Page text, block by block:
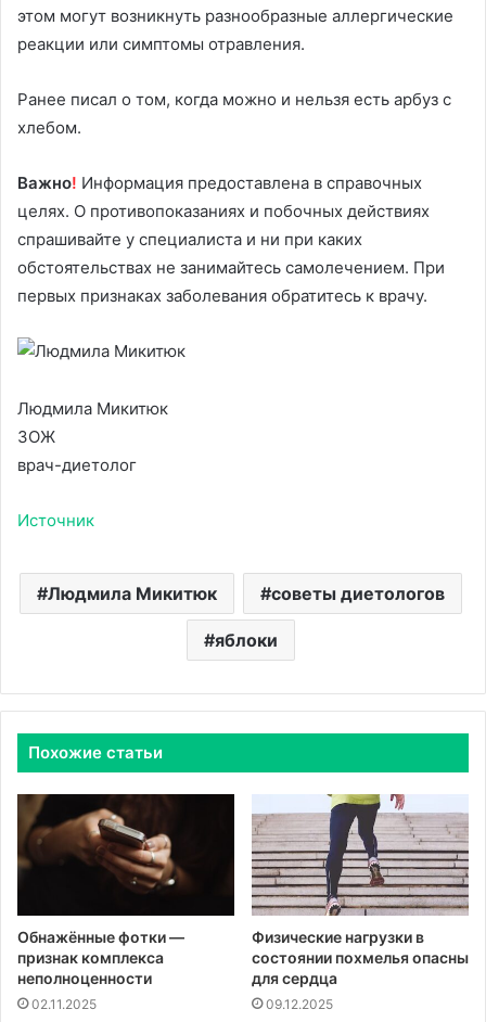
этом могут возникнуть разнообразные аллергические
реакции или симптомы отравления.
Ранее писал о том, когда можно и нельзя есть арбуз с
хлебом.
Важно! Информация предоставлена в справочных
целях. О противопоказаниях и побочных действиях
спрашивайте у специалиста и ни при каких
обстоятельствах не занимайтесь самолечением. При
первых признаках заболевания обратитесь к врачу.
Людмила Микитюк
ЗОЖ
врач-диетолог
Источник
Людмила Микитюк советы диетологов
яблоки
Похожие статьи
Обнажённые фотки —
признак комплекса
неполноценности
02.11.2025
Физические нагрузки в
состоянии похмелья опасны
для сердца
09.12.2025